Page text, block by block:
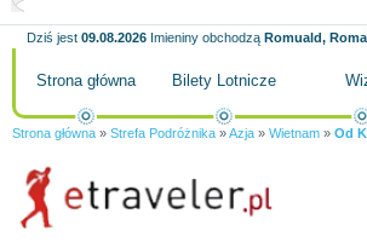
Dziś jest 09.08.2026 Imieniny obchodzą Romuald,
Strona główna Bilety Lotnicze
Strona główna » Strefa Podróżnika »Azja » Wietnam » Od